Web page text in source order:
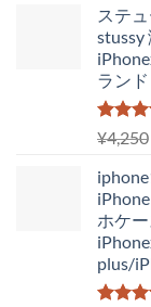
ステ
stussy
ラン
5段階中
5.00
¥4,250
ホケ
plus/